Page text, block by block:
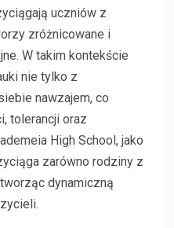
uczniów z
zróżnicowane i
W takim kontekście
nie tylko z
nawzajem, co
tolerancji oraz
High School, jako
zarówno rodziny z
dynamiczną